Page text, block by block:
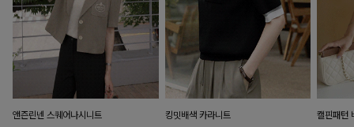
앤즌린넨 스퀘어나시니트 킹밋배색 카라니트 캘핀패턴